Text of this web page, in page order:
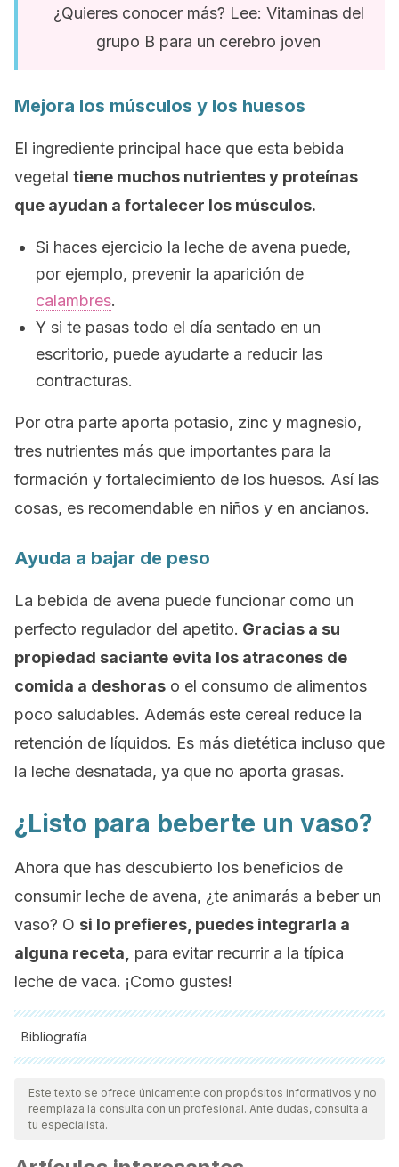
¿Quieres conocer más? Lee: Vitaminas del
grupo B para un cerebro joven
Mejora los músculos y los huesos
El ingrediente principal hace que esta bebida
vegetal tiene muchos nutrientes y proteínas
que ayudan a fortalecer los músculos.
Si haces ejercicio la leche de avena puede,
por ejemplo, prevenir la aparición de
calambres.
Y si te pasas todo el día sentado en un
escritorio, puede ayudarte a reducir las
contracturas.
Por otra parte aporta potasio, zinc y magnesio,
tres nutrientes más que importantes para la
formación y fortalecimiento de los huesos. Así las
cosas, es recomendable en niños y en ancianos.
Ayuda a bajar de peso
La bebida de avena puede funcionar como un
perfecto regulador del apetito. Gracias a su
propiedad saciante evita los atracones de
comida a deshoras o el consumo de alimentos
poco saludables. Además este cereal reduce la
retención de líquidos. Es más dietética incluso que
la leche desnatada, ya que no aporta grasas.
¿Listo para beberte un vaso?
Ahora que has descubierto los beneficios de
consumir leche de avena, ¿te animarás a beber un
vaso? O si lo prefieres, puedes integrarla a
alguna receta,
para evitar recurrir a la típica
leche de vaca. ¡Como gustes!
Bibliografía
Todas las fuentes citadas fueron revisadas a profundidad por
nuestro equipo, para asegurar su calidad, confiabilidad,
vigencia y validez.La bibliografía de este artículo fue
científica.
Este texto se ofrece únicamente con propósitos informativos y no
reemplaza la consulta con un profesional. Ante dudas, consulta a
tu especialista.